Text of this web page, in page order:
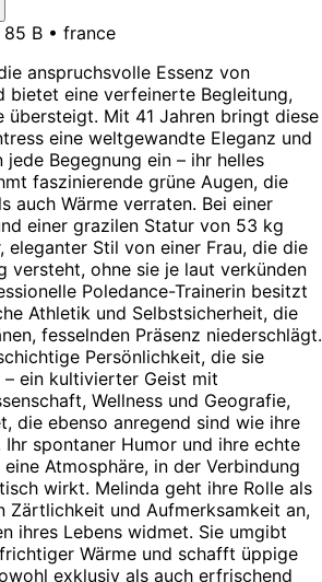
85 B • france
anspruchsvolle Essenz von
bietet eine verfeinerte Begleitung,
übersteigt. Mit 41 Jahren bringt diese
eine weltgewandte Eleganz und
Begegnung ein – ihr helles
faszinierende grüne Augen, die
auch Wärme verraten. Bei einer
einer grazilen Statur von 53 kg
eleganter Stil von einer Frau, die die
versteht, ohne sie je laut verkünden
Poledance-Trainerin besitzt
Athletik und Selbstsicherheit, die
fesselnden Präsenz niederschlägt.
Persönlichkeit, die sie
ein kultivierter Geist mit
Wellness und Geografie,
die ebenso anregend sind wie ihre
spontaner Humor und ihre echte
Atmosphäre, in der Verbindung
wirkt. Melinda geht ihre Rolle als
Zärtlichkeit und Aufmerksamkeit an,
ihres Lebens widmet. Sie umgibt
Wärme und schafft üppige
exklusiv als auch erfrischend